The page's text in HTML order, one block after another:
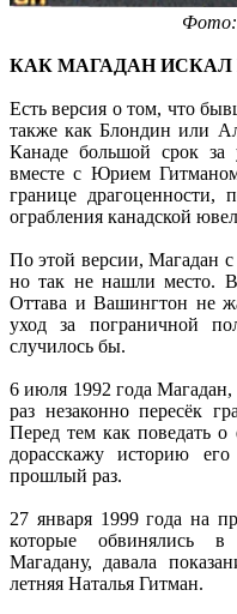
Фото:
КАК МАГАДАН ИСКАЛ
Есть версия о том, что
также как Блондин или
Канаде большой срок за
вместе с Юрием
границе
ограбления канадской
По этой версии, Магадан с
но так не нашли место.
Оттава и Вашингтон не
уход за пограничной
случилось бы.
6 июля 1992 года
раз незаконно пересёк
Перед тем как поведать
дорасскажу историю
прошлый раз.
27 января 1999 года на
которые обвинялись в
Магадану, давала
летняя Наталья Гитман.